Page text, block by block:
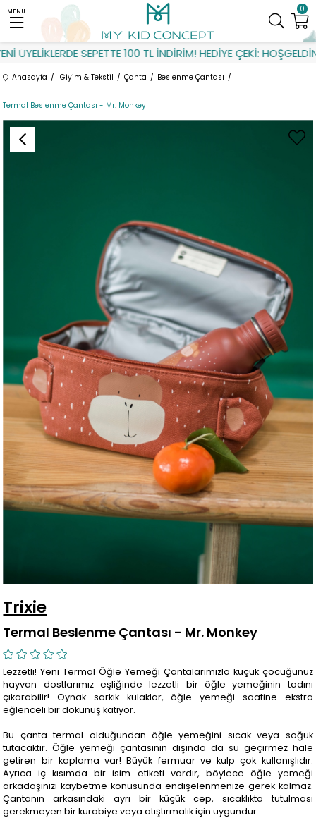
SEPETTE 100 TL İNDİRİM! HEDİYE ÇEKİ: HOŞGELDİN
0
MENU
Anasayfa Giyim & Tekstil Çanta Beslenme Çantası
Termal Beslenme Çantası - Mr. Monkey
Trixie
Termal Beslenme Çantası - Mr. Monkey
Lezzetli! Yeni Termal Öğle Yemeği Çantalarımızla küçük çocuğunuz
hayvan dostlarımız eşliğinde lezzetli bir öğle yemeğinin tadını
çıkarabilir! Oynak sarkık kulaklar, öğle yemeği saatine ekstra
eğlenceli bir dokunuş katıyor.
Bu çanta termal olduğundan öğle yemeğini sıcak veya soğuk
tutacaktır. Öğle yemeği çantasının dışında da su geçirmez hale
getiren bir kaplama var! Büyük fermuar ve kulp çok kullanışlıdır.
Ayrıca iç kısımda bir isim etiketi vardır, böylece öğle yemeği
arkadaşınızı kaybetme konusunda endişelenmenize gerek kalmaz.
Çantanın arkasındaki ayrı bir küçük cep, sıcaklıkta tutulması
gerekmeyen bir kurabiye veya atıştırmalık için uygundur.